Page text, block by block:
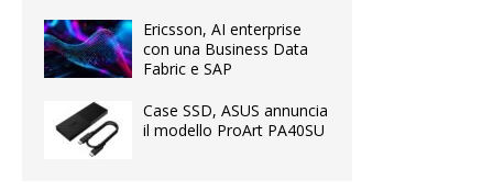
Ericsson, AI enterprise
con una Business Data
Fabric e SAP
Case SSD, ASUS annuncia
il modello ProArt PA40SU